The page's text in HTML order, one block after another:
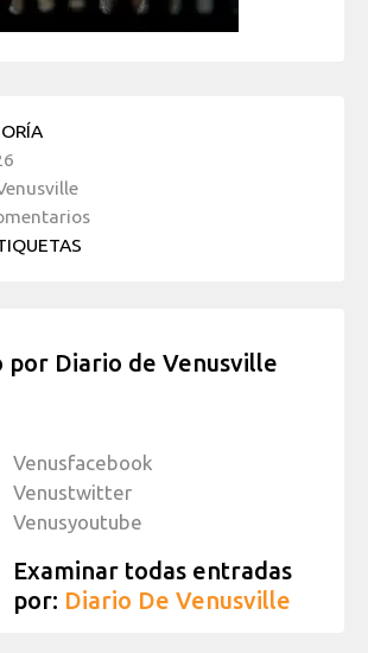
por Diario de Venusville
Venusfacebook
Venustwitter
Venusyoutube
Examinar todas entradas
por: Diario De Venusville